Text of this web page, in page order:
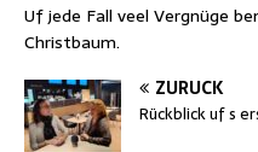
Uf jede Fall veel Vergnüge
Christbaum.
ZURÜCK
Rückblick uf s